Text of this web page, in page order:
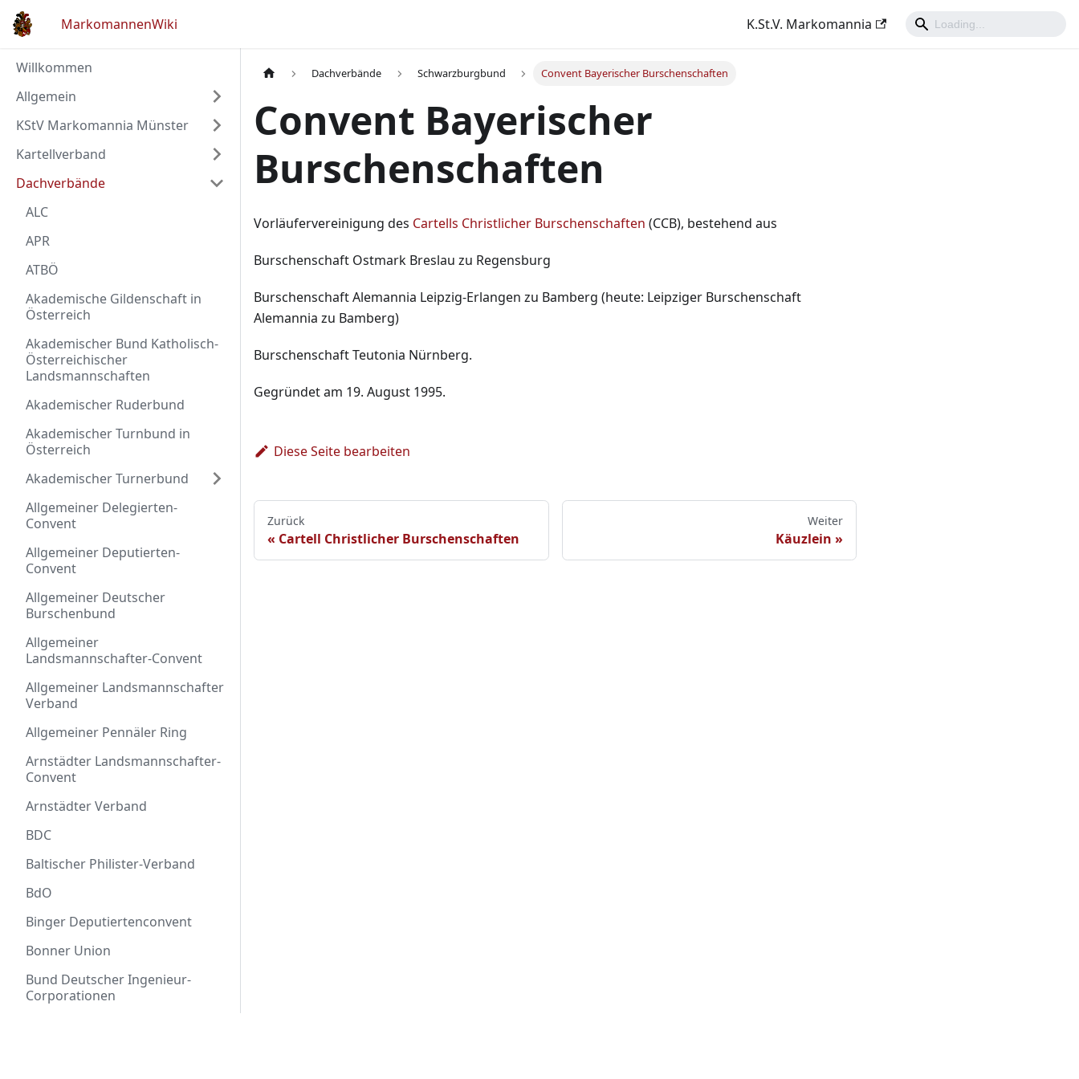
MarkomannenWiki K.St.V. Markomannia
Willkommen
Allgemein
KStV Markomannia Münster
Kartellverband
Dachverbände
ALC
APR
ATBÖ
Akademische Gildenschaft in
Österreich
Akademischer Bund Katholisch-
Österreichischer
Landsmannschaften
Akademischer Ruderbund
Akademischer Turnbund in
Österreich
Akademischer Turnerbund
Allgemeiner Delegierten-
Convent
Allgemeiner Deputierten-
Convent
Allgemeiner Deutscher
Burschenbund
Allgemeiner
Landsmannschafter-Convent
Allgemeiner Landsmannschafter
Verband
Allgemeiner Pennäler Ring
Arnstädter Landsmannschafter-
Convent
Arnstädter Verband
BDC
Baltischer Philister-Verband
BdO
Binger Deputiertenconvent
Bonner Union
Bund Deutscher Ingenieur-
Corporationen
Dachverbände Schwarzburgbund Convent Bayerischer Burschenschaften
Convent Bayerischer
Burschenschaften
Vorläufervereinigung des Cartells Christlicher Burschenschaften (CCB), bestehend aus
Burschenschaft Ostmark Breslau zu Regensburg
Burschenschaft Alemannia Leipzig-Erlangen zu Bamberg (heute: Leipziger Burschenschaft
Alemannia zu Bamberg)
Burschenschaft Teutonia Nürnberg.
Gegründet am 19. August 1995.
Diese Seite bearbeiten
Zurück
Cartell Christlicher Burschenschaften
Weiter
Käuzlein